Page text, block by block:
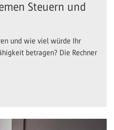
Steuern und
und wie viel würde Ihr
betragen? Die Rechner